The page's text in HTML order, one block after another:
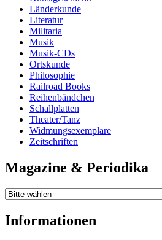
Länderkunde
Literatur
Militaria
Musik
Musik-CDs
Ortskunde
Philosophie
Railroad Books
Reihenbändchen
Schallplatten
Theater/Tanz
Widmungsexemplare
Zeitschriften
Magazine & Periodika
Informationen